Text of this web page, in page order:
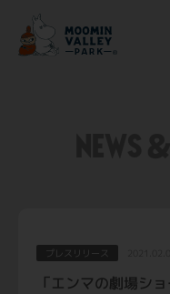
プレスリリース
「エンマの劇場シ